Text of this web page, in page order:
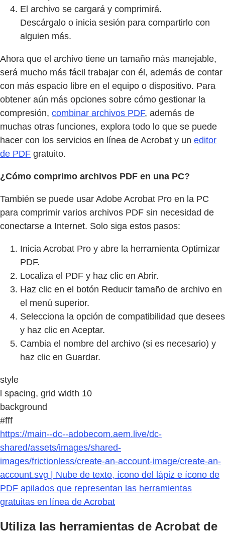
El archivo se cargará y comprimirá.
Descárgalo o inicia sesión para compartirlo con
alguien más.
Ahora que el archivo tiene un tamaño más manejable,
será mucho más fácil trabajar con él, además de contar
con más espacio libre en el equipo o dispositivo. Para
obtener aún más opciones sobre cómo gestionar la
compresión, combinar archivos PDF, además de
muchas otras funciones, explora todo lo que se puede
hacer con los servicios en línea de Acrobat y un editor
de PDF gratuito.
¿Cómo comprimo archivos PDF en una PC?
También se puede usar Adobe Acrobat Pro en la PC
para comprimir varios archivos PDF sin necesidad de
conectarse a Internet. Solo siga estos pasos:
Inicia Acrobat Pro y abre la herramienta Optimizar
PDF.
Localiza el PDF y haz clic en Abrir.
Haz clic en el botón Reducir tamaño de archivo en
el menú superior.
Selecciona la opción de compatibilidad que desees
y haz clic en Aceptar.
Cambia el nombre del archivo (si es necesario) y
haz clic en Guardar.
style
l spacing, grid width 10
background
#fff
https://main--dc--adobecom.aem.live/dc-
shared/assets/images/shared-
images/frictionless/create-an-account-image/create-an-
account.svg | Nube de texto, ícono del lápiz e ícono de
PDF apilados que representan las herramientas
gratuitas en línea de Acrobat
Utiliza las herramientas de Acrobat de